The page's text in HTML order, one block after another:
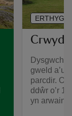
Dysgwch
gweld a’u
parcdir. O
ddŵr o’r
yn arwain
ERTHYGL